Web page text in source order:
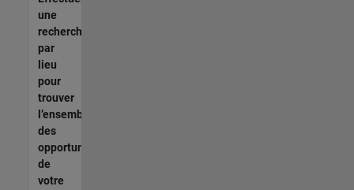
une
recherche
par
lieu
pour
trouver
l’ensemble
des
opportunités
de
votre